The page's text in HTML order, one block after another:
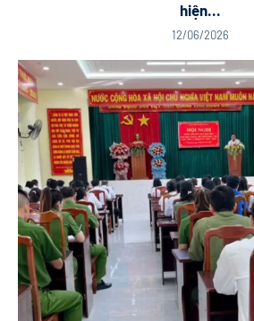
hiện...
12/06/2026